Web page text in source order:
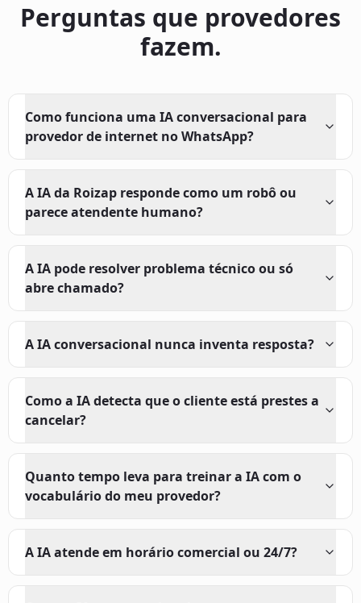
Perguntas que provedores
fazem.
Como funciona uma IA conversacional para
provedor de internet no WhatsApp?
A IA da Roizap responde como um robô ou
parece atendente humano?
A IA pode resolver problema técnico ou só
abre chamado?
A IA conversacional nunca inventa resposta?
Como a IA detecta que o cliente está prestes a
cancelar?
Quanto tempo leva para treinar a IA com o
vocabulário do meu provedor?
A IA atende em horário comercial ou 24/7?